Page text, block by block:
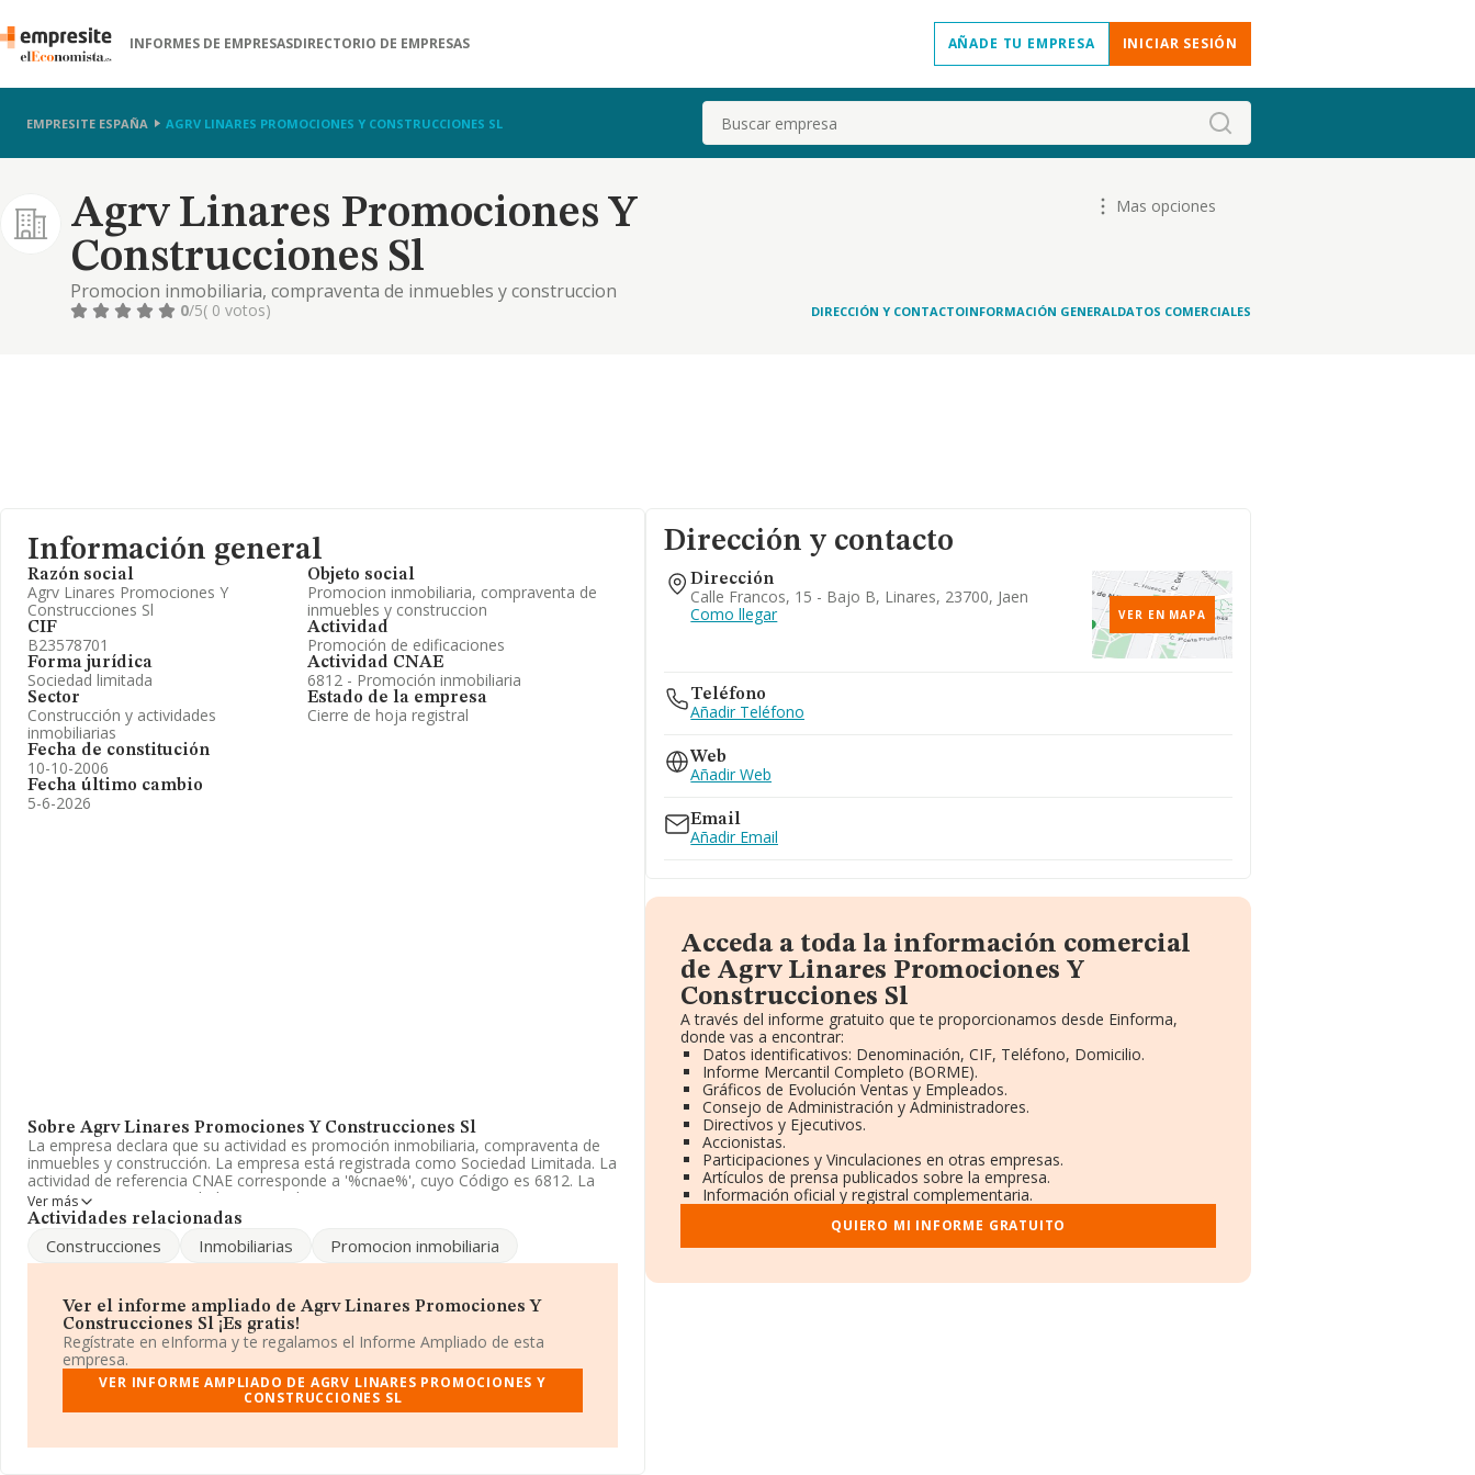
INFORMES DE EMPRESASDIRECTORIO DE EMPRESAS AÑADE TU EMPRESA INICIAR SESIÓN
EMPRESITE ESPAÑA AGRV LINARES PROMOCIONES Y CONSTRUCCIONES SL Buscar
Agrv Linares Promociones Y
Construcciones Sl
Promocion inmobiliaria, compraventa de inmuebles y construccion
Mas opciones
0/5( 0 votos) DIRECCIÓN Y CONTACTOINFORMACIÓN GENERALDATOS COMERCIALES
Información general
Razón social
Agrv Linares Promociones Y
Construcciones Sl
CIF
B23578701
Forma jurídica
Sociedad limitada
Sector
Construcción y actividades
inmobiliarias
Fecha de constitución
10-10-2006
Fecha último cambio
5-6-2026
Objeto social
Promocion inmobiliaria, compraventa de
inmuebles y construccion
Actividad
Promoción de edificaciones
Actividad CNAE
6812 - Promoción inmobiliaria
Estado de la empresa
Cierre de hoja registral
Sobre Agrv Linares Promociones Y Construcciones Sl
La empresa declara que su actividad es promoción inmobiliaria, compraventa de
inmuebles y construcción. La empresa está registrada como Sociedad Limitada. La
actividad de referencia CNAE corresponde a '%cnae%', cuyo Código es 6812. La
empresa no tiene actividad en mercados exteriores.
2003, sobre la definición de microempresas, pequeñas y medianas empresas, la
compañía reúne los requisitos de una microempresa. El número de empleados ha
ha estado por encima de la media de sector.
La compañíaAgrv Linares Promociones y Construcciones S.L, CIF
B23578701, tiene su domicilio social establecido en Calle Francos núm. 15 Bajo B,
(23700), Linares, Jaén, Andalucía.
Con los datos a disposición de INFORMA sobre 231.218 empresas pertenecientes
calcula un promedio de facturación de 128 mil euros entre todas las compañías, la
Ver más
Actividades relacionadas
Construcciones Inmobiliarias Promocion inmobiliaria
Ver el informe ampliado de Agrv Linares Promociones Y
Construcciones Sl ¡Es gratis!
Regístrate en eInforma y te regalamos el Informe Ampliado de esta
empresa.
VER INFORME AMPLIADO DE AGRV LINARES PROMOCIONES Y
CONSTRUCCIONES SL
Dirección y contacto
Dirección
Calle Francos, 15 - Bajo B, Linares, 23700, Jaen
Como llegar
VER EN MAPA
Teléfono
Añadir Teléfono
Web
Añadir Web
Email
Añadir Email
Acceda a toda la información comercial
de Agrv Linares Promociones Y
Construcciones Sl
A través del informe gratuito que te proporcionamos desde Einforma,
donde vas a encontrar:
Datos identificativos: Denominación, CIF, Teléfono, Domicilio.
Informe Mercantil Completo (BORME).
Gráficos de Evolución Ventas y Empleados.
Consejo de Administración y Administradores.
Directivos y Ejecutivos.
Accionistas.
Participaciones y Vinculaciones en otras empresas.
Artículos de prensa publicados sobre la empresa.
Información oficial y registral complementaria.
QUIERO MI INFORME GRATUITO